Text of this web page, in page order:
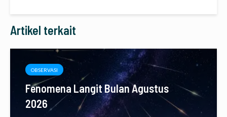
Artikel terkait
OBSERVASI
Fenomena Langit Bulan Agustus
2026